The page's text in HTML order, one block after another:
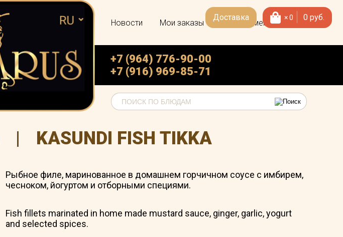
Доставка ×0 0 руб.
Новости Мои заказы Скачать меню
+7 (964) 776-90-00
+7 (916) 969-85-71
| KASUNDI FISH TIKKA
Рыбное филе, маринованное в домашнем горчичном соусе с имбирем,
чесноком, йогуртом и отборными специями.
Fish fillets marinated in home made mustard sauce, ginger, garlic, yogurt
and selected spices.